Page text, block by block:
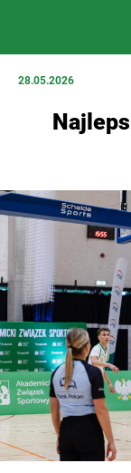
28.05.2026